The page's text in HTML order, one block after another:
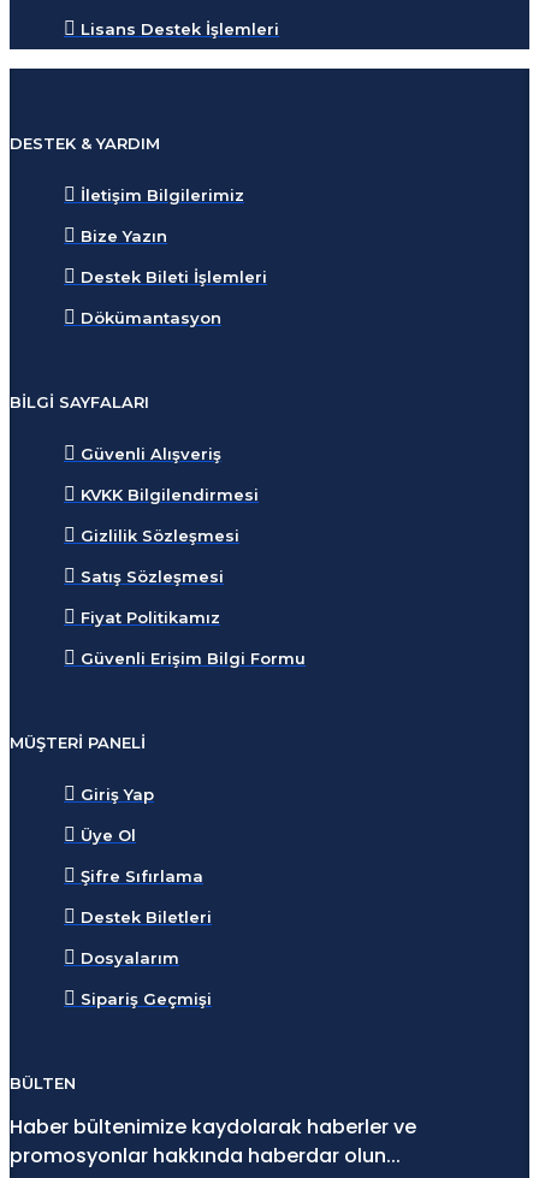
Lisans Destek İşlemleri
DESTEK & YARDIM
İletişim Bilgilerimiz
Bize Yazın
Destek Bileti İşlemleri
Dökümantasyon
BILGI SAYFALARI
Güvenli Alışveriş
KVKK Bilgilendirmesi
Gizlilik Sözleşmesi
Satış Sözleşmesi
Fiyat Politikamız
Güvenli Erişim Bilgi Formu
MÜŞTERI PANELI
Giriş Yap
Üye Ol
Şifre Sıfırlama
Destek Biletleri
Dosyalarım
Sipariş Geçmişi
BÜLTEN
Haber bültenimize kaydolarak haberler ve
promosyonlar hakkında haberdar olun...